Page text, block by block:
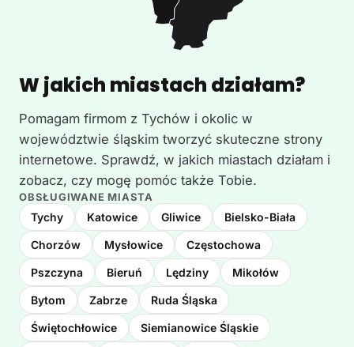
W jakich miastach działam?
Pomagam firmom z Tychów i okolic w
województwie śląskim tworzyć skuteczne strony
internetowe. Sprawdź, w jakich miastach działam i
zobacz, czy mogę pomóc także Tobie.
OBSŁUGIWANE MIASTA
Tychy Katowice Gliwice Bielsko-Biała
Chorzów Mysłowice Częstochowa
Pszczyna Bieruń Lędziny Mikołów
Bytom Zabrze Ruda Śląska
Świętochłowice Siemianowice Śląskie